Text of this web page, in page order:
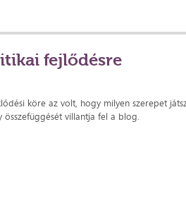
fejlődésre
köre az volt, hogy milyen szerepet
villantja fel a blog.